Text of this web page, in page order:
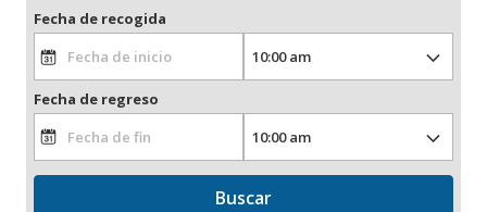
Fecha de recogida
Fecha de regreso
Buscar